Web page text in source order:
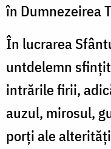
în Dumnezeirea
În lucrarea
untdelemn
intrările firii,
auzul, mirosul,
porţi ale